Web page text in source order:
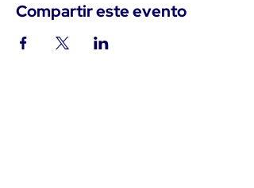
Compartir este evento